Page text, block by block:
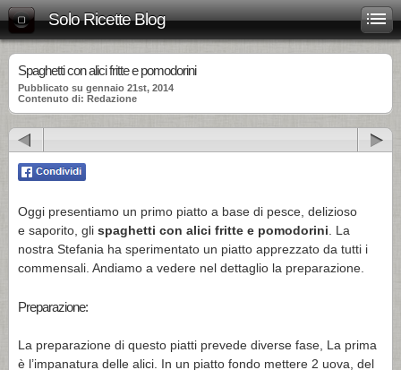
Solo Ricette Blog
Spaghetti con alici fritte e pomodorini
Pubblicato su gennaio 21st, 2014
Contenuto di: Redazione
Oggi presentiamo un primo piatto a base di pesce, delizioso
e saporito, gli spaghetti con alici fritte e pomodorini . La
nostra Stefania ha sperimentato un piatto apprezzato da tutti i
commensali. Andiamo a vedere nel dettaglio la preparazione.
Preparazione:
La preparazione di questo piatti prevede diverse fase, La prima
è l’impanatura delle alici. In un piatto fondo mettere 2 uova, del